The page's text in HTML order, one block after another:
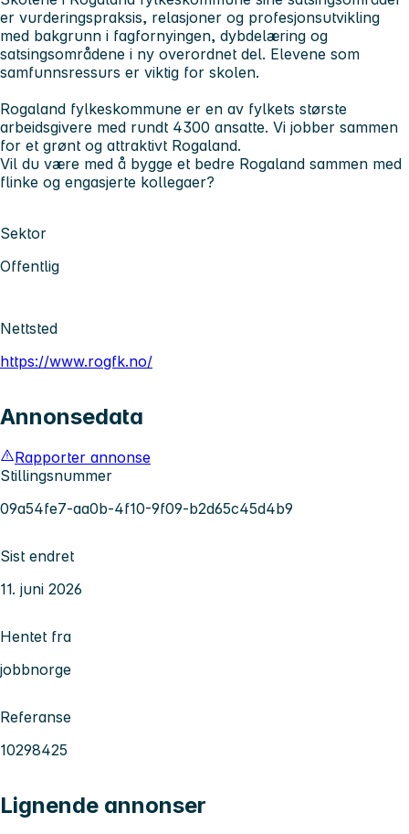
er vurderingspraksis, relasjoner og profesjonsutvikling
med bakgrunn i fagfornyingen, dybdelæring og
satsingsområdene i ny overordnet del. Elevene som
samfunnsressurs er viktig for skolen.
Rogaland fylkeskommune er en av fylkets største
arbeidsgivere med rundt 4300 ansatte. Vi jobber sammen
for et grønt og attraktivt Rogaland.
Vil du være med å bygge et bedre Rogaland sammen med
flinke og engasjerte kollegaer?
Sektor
Offentlig
Nettsted
https://www.rogfk.no/
Annonsedata
Rapporter annonse
Stillingsnummer
09a54fe7-aa0b-4f10-9f09-b2d65c45d4b9
Sist endret
11. juni 2026
Hentet fra
jobbnorge
Referanse
10298425
Lignende annonser